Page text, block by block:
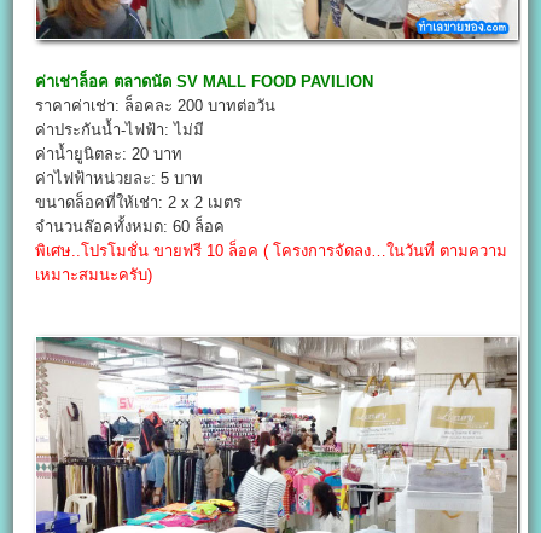
ค่าเช่าล็อค ตลาดนัด SV MALL FOOD PAVILION
ราคาค่าเช่า: ล็อคละ 200 บาทต่อวัน
ค่าประกันน้ำ-ไฟฟ้า: ไม่มี
ค่าน้ำยูนิตละ: 20 บาท
ค่าไฟฟ้าหน่วยละ: 5 บาท
ขนาดล็อคที่ให้เช่า: 2 x 2 เมตร
จำนวนล๊อคทั้งหมด: 60 ล็อค
พิเศษ..โปรโมชั่น ขายฟรี 10 ล็อค ( โครงการจัดลง…ในวันที่ ตามความ
เหมาะสมนะครับ)